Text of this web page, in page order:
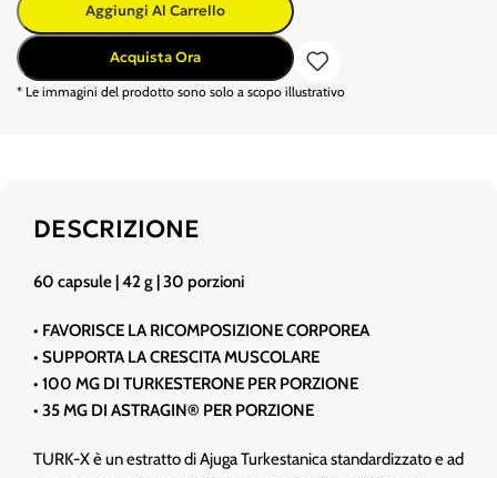
Aggiungi Al Carrello
Acquista Ora
* Le immagini del prodotto sono solo a scopo illustrativo
DESCRIZIONE
60 capsule | 42 g | 30 porzioni
• FAVORISCE LA RICOMPOSIZIONE CORPOREA
• SUPPORTA LA CRESCITA MUSCOLARE
• 100 MG DI TURKESTERONE PER PORZIONE
• 35 MG DI ASTRAGIN® PER PORZIONE
TURK-X è un estratto di Ajuga Turkestanica standardizzato e ad